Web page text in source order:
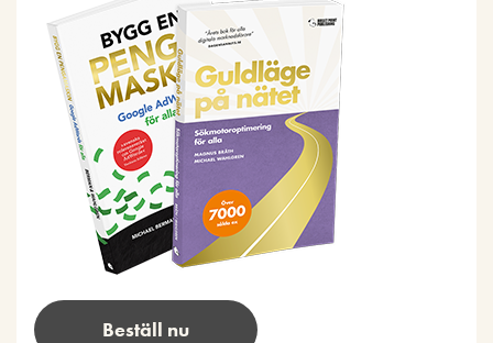
Beställ nu